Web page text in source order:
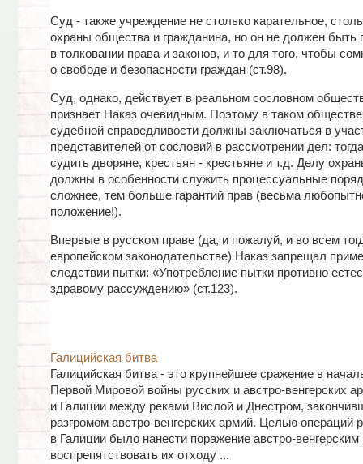
Суд - также учреждение не столько карательное,
охраны общества и гражданина, но он не должен быть
в толковании права и законов, и то для того, чтобы
о свободе и безопасности граждан (ст.98).
Суд, однако, действует в реальном сословном
признает Наказ очевидным. Поэтому в таком обществе
судебной справедливости должны заключаться в
представителей от сословий в рассмотрении дел:
судить дворяне, крестьян - крестьяне и т.д. Делу
должны в особенности служить процессуальные
сложнее, тем больше гарантий прав (весьма
положение!).
Впервые в русском праве (да, и пожалуй, и во всем
европейском законодательстве) Наказ запрещал
следствии пытки: «Употребление пытки противно
здравому рассуждению» (ст.123).
Галицийская битва
Галицийская битва - это крупнейшее сражение в
Первой Мировой войны русских и австро-венгерских
и Галиции между реками Вислой и Днестром,
разгромом австро-венгерских армий. Целью операций
в Галиции было нанести поражение австро-венгерским
воспрепятствовать их отходу ...